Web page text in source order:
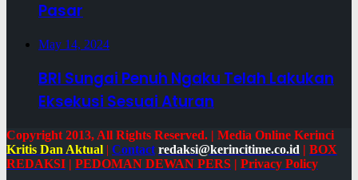
Pasar
May 14, 2024
BRI Sungai Penuh Ngaku Telah Lakukan
Eksekusi Sesuai Aturan
Copyright 2013, All Rights Reserved. | Media Online Kerinci
Kritis Dan Aktual | Contact redaksi@kerincitime.co.id | BOX
REDAKSI | PEDOMAN DEWAN PERS | Privacy Policy